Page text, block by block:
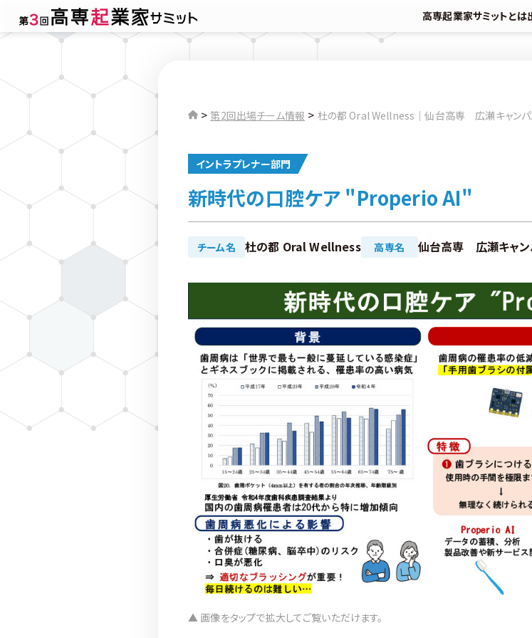
高専起業家サミットとは
> 第2回出場チーム情報 > 杜の都 Oral Wellness｜仙台高専 広瀬キャンパ
イントラプレナー部門
新時代の口腔ケア "Properio AI"
チーム名 杜の都 Oral Wellness 高専名 仙台高専 広瀬キャン
▲ 画像をタップで拡大してご覧いただけます。